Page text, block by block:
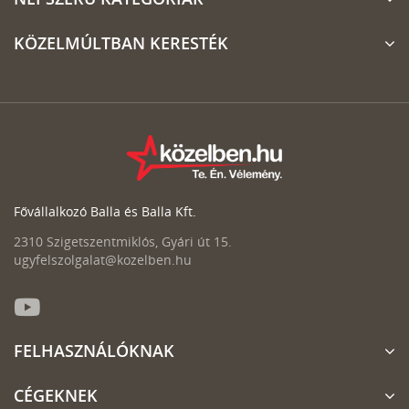
KÖZELMÚLTBAN KERESTÉK
Fővállalkozó Balla és Balla Kft.
2310 Szigetszentmiklós, Gyári út 15.
ugyfelszolgalat@kozelben.hu
FELHASZNÁLÓKNAK
CÉGEKNEK